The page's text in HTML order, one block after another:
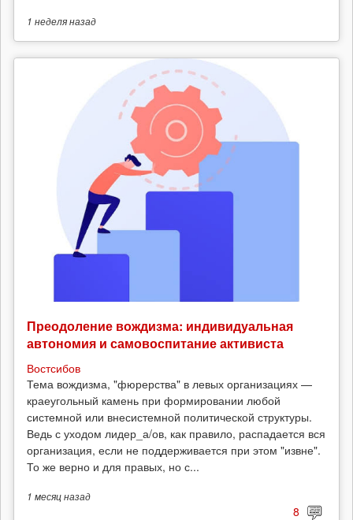
1 неделяназад
Преодоление вождизма: индивидуальная
автономия и самовоспитание активиста
Востсибов
Тема вождизма, "фюрерства" в левых организациях —
краеугольный камень при формировании любой
системной или внесистемной политической структуры.
Ведь с уходом лидер_а/ов, как правило, распадается вся
организация, если не поддерживается при этом "извне".
То же верно и для правых, но с...
1 месяцназад
8